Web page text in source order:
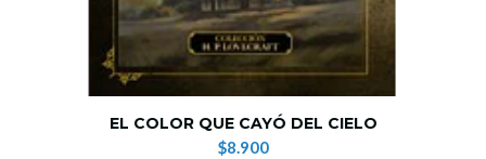
EL COLOR QUE CAYÓ DEL CIELO
$8.900